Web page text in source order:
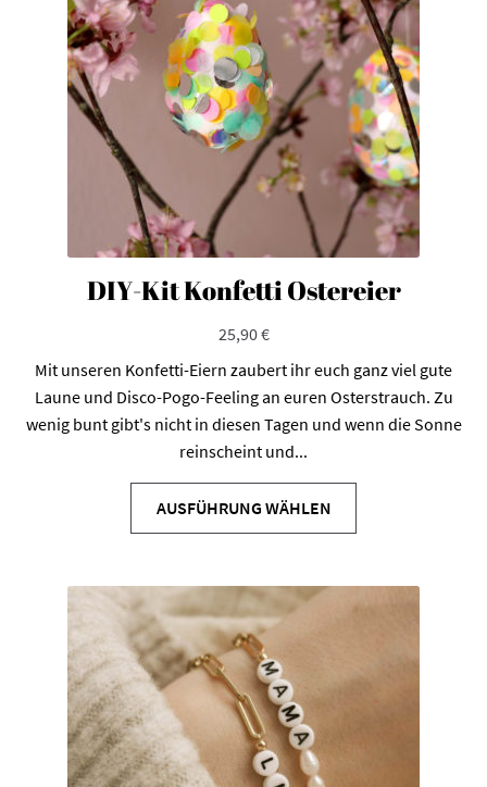
können
auf
der
gewählt
werden
DIY-Kit Konfetti Ostereier
25,90€
Mit unseren Konfetti-Eiern zaubert ihr euch ganz viel gute
Laune und Disco-Pogo-Feeling an euren Osterstrauch. Zu
wenig bunt gibt's nicht in diesen Tagen und wenn die Sonne
reinscheint und...
AUSFÜHRUNG WÄHLEN
Dieses
weist
Varianten